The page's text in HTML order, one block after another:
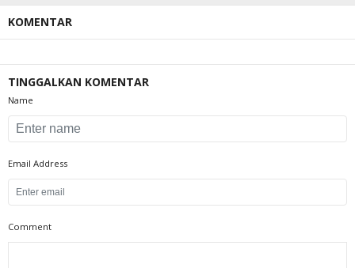
KOMENTAR
TINGGALKAN KOMENTAR
Name
Email Address
Comment